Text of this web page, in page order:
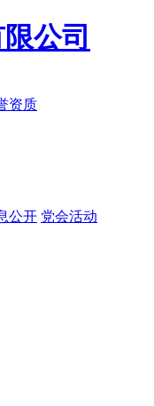
资质
公开 党会活动